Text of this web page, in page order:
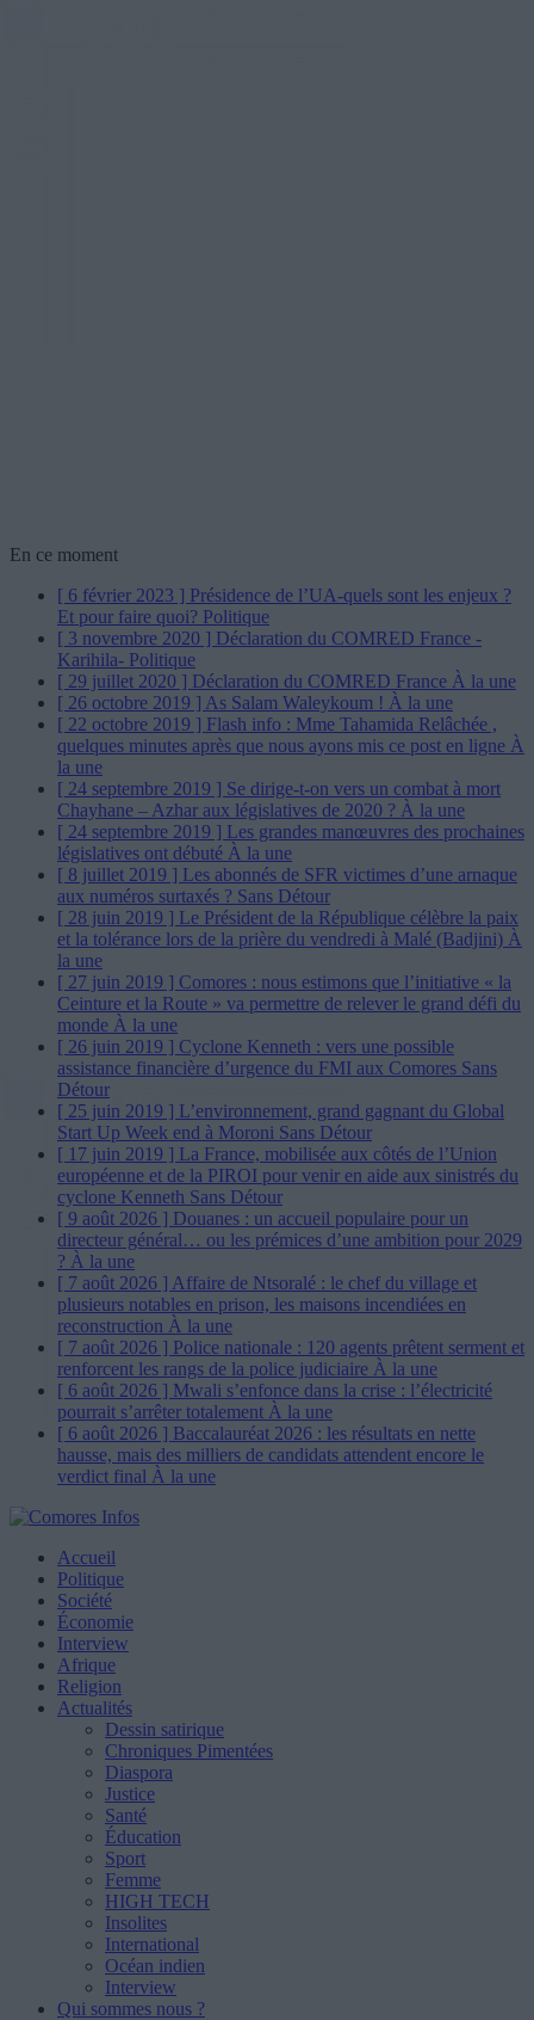
En ce moment
[ 6 février 2023 ] Présidence de l’UA-quels sont les enjeux ?
Et pour faire quoi? Politique
[ 3 novembre 2020 ] Déclaration du COMRED France -
Karihila- Politique
[ 29 juillet 2020 ] Déclaration du COMRED France À la une
[ 26 octobre 2019 ] As Salam Waleykoum ! À la une
[ 22 octobre 2019 ] Flash info : Mme Tahamida Relâchée ,
quelques minutes après que nous ayons mis ce post en ligne À
la une
[ 24 septembre 2019 ] Se dirige-t-on vers un combat à mort
Chayhane – Azhar aux législatives de 2020 ? À la une
[ 24 septembre 2019 ] Les grandes manœuvres des prochaines
législatives ont débuté À la une
[ 8 juillet 2019 ] Les abonnés de SFR victimes d’une arnaque
aux numéros surtaxés ? Sans Détour
[ 28 juin 2019 ] Le Président de la République célèbre la paix
et la tolérance lors de la prière du vendredi à Malé (Badjini) À
la une
[ 27 juin 2019 ] Comores : nous estimons que l’initiative « la
Ceinture et la Route » va permettre de relever le grand défi du
monde À la une
[ 26 juin 2019 ] Cyclone Kenneth : vers une possible
assistance financière d’urgence du FMI aux Comores Sans
Détour
[ 25 juin 2019 ] L’environnement, grand gagnant du Global
Start Up Week end à Moroni Sans Détour
[ 17 juin 2019 ] La France, mobilisée aux côtés de l’Union
européenne et de la PIROI pour venir en aide aux sinistrés du
cyclone Kenneth Sans Détour
[ 9 août 2026 ] Douanes : un accueil populaire pour un
directeur général… ou les prémices d’une ambition pour 2029
? À la une
[ 7 août 2026 ] Affaire de Ntsoralé : le chef du village et
plusieurs notables en prison, les maisons incendiées en
reconstruction À la une
[ 7 août 2026 ] Police nationale : 120 agents prêtent serment et
renforcent les rangs de la police judiciaire À la une
[ 6 août 2026 ] Mwali s’enfonce dans la crise : l’électricité
pourrait s’arrêter totalement À la une
[ 6 août 2026 ] Baccalauréat 2026 : les résultats en nette
hausse, mais des milliers de candidats attendent encore le
verdict final À la une
Accueil
Politique
Société
Économie
Interview
Afrique
Religion
Actualités
Dessin satirique
Chroniques Pimentées
Diaspora
Justice
Santé
Éducation
Sport
Femme
HIGH TECH
Insolites
International
Océan indien
Interview
Qui sommes nous ?